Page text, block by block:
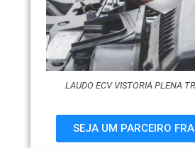
LAUDO ECV VISTORIA PLENA
SEJA UM PARCEIRO